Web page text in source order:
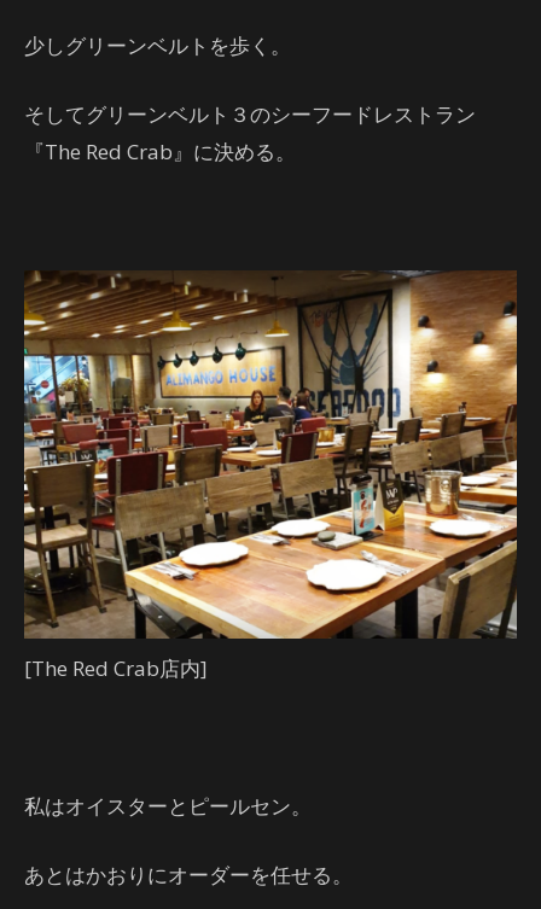
少しグリーンベルトを歩く。
そしてグリーンベルト３のシーフードレストラン
『The Red Crab』に決める。
[The Red Crab店内]
私はオイスターとピールセン。
あとはかおりにオーダーを任せる。